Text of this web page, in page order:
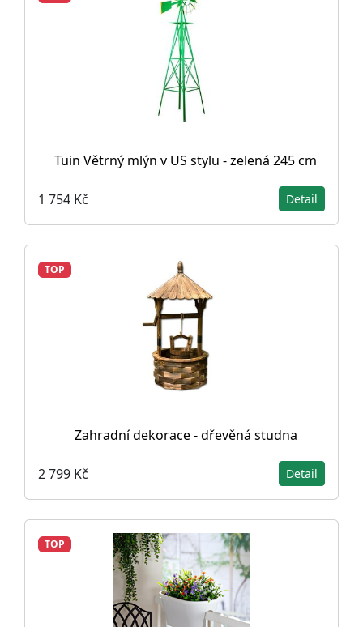
Tuin Větrný mlýn v US stylu - zelená 245 cm
1 754 Kč Detail
TOP
Zahradní dekorace - dřevěná studna
2 799 Kč Detail
TOP